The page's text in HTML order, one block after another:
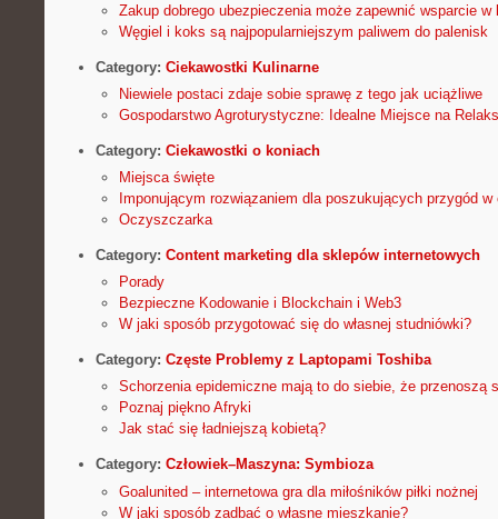
Zakup dobrego ubezpieczenia może zapewnić wsparcie w
Węgiel i koks są najpopularniejszym paliwem do palenisk
Category: Ciekawostki Kulinarne
Niewiele postaci zdaje sobie sprawę z tego jak uciążliwe
Gospodarstwo Agroturystyczne: Idealne Miejsce na
Category: Ciekawostki o koniach
Miejsca święte
Imponującym rozwiązaniem dla poszukujących przygód w
Oczyszczarka
Category: Content marketing dla sklepów internetowych
Porady
Bezpieczne Kodowanie i Blockchain i Web3
W jaki sposób przygotować się do własnej studniówki?
Category: Częste Problemy z Laptopami Toshiba
Schorzenia epidemiczne mają to do siebie, że przenoszą
Poznaj piękno Afryki
Jak stać się ładniejszą kobietą?
Category: Człowiek–Maszyna: Symbioza
Goalunited – internetowa gra dla miłośników piłki nożnej
W jaki sposób zadbać o własne mieszkanie?